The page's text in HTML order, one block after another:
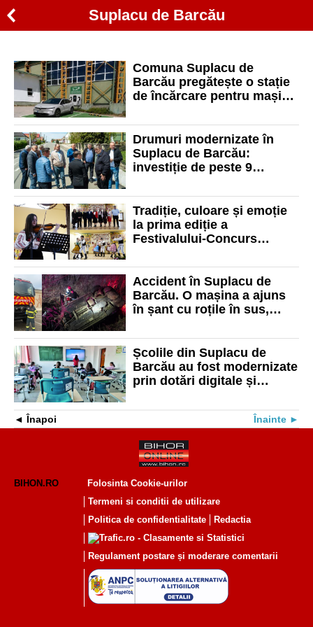
Suplacu de Barcău
Comuna Suplacu de
Barcău pregătește o stație
de încărcare pentru mașini
Drumuri modernizate în
Suplacu de Barcău:
investiție de peste 9
Tradiție, culoare și emoție
la prima ediție a
Festivalului-Concurs
satului: cântec, port și
tradiții”
Accident în Suplacu de
Barcău. O mașina a ajuns
în șant cu roțile în sus,
pompier aflat în timpul liber
Școlile din Suplacu de
Barcău au fost modernizate
prin dotări digitale și
Înapoi Înainte
BIHON.RO
Folosinta Cookie-urilor
Termeni si conditii de utilizare
Politica de confidentialitate
Redactia
Regulament postare și moderare comentarii